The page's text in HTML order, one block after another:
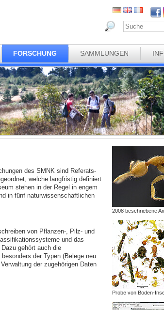
FORSCHUNG SAMMLUNGEN
des SMNK sind Referats-
welche langfristig definiert
stehen in der Regel in engem
in fünf naturwissenschaftlichen
von Pflanzen-, Pilz- und
und das
gehört auch die
der Typen (Belege neu
der zugehörigen Daten
2008 beschriebene
Probe von Boden-